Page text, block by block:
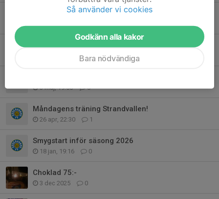
Tränings info!
0
3 maj, 19:55 0
Måndagens träning Strandvallen!
26 apr, 22:30 1
Smygstart inför säsong 2026
18 jan, 19:16 0
Choklad 75:-
3 dec 2025 0
Så använder vi cookies
Godkänn alla kakor
Bara nödvändiga